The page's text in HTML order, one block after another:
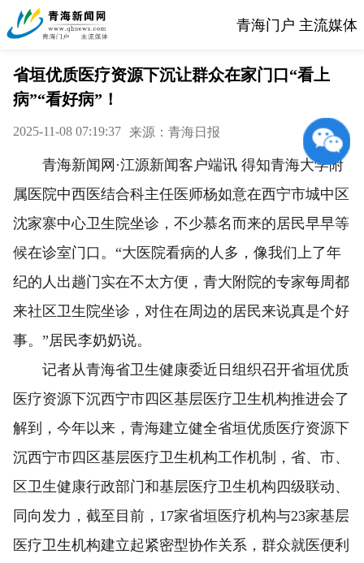
青海门户 主流媒体
省垣优质医疗资源下沉让群众在家门口“看上
病”“看好病”！
2025-11-08 07:19:37 来源：青海日报
青海新闻网·江源新闻客户端讯 得知青海大学附
属医院中西医结合科主任医师杨如意在西宁市城中区
沈家寨中心卫生院坐诊，不少慕名而来的居民早早等
候在诊室门口。“大医院看病的人多，像我们上了年
纪的人出趟门实在不太方便，青大附院的专家每周都
来社区卫生院坐诊，对住在周边的居民来说真是个好
事。”居民李奶奶说。
记者从青海省卫生健康委近日组织召开省垣优质
医疗资源下沉西宁市四区基层医疗卫生机构推进会了
解到，今年以来，青海建立健全省垣优质医疗资源下
沉西宁市四区基层医疗卫生机构工作机制，省、市、
区卫生健康行政部门和基层医疗卫生机构四级联动、
同向发力，截至目前，17家省垣医疗机构与23家基层
医疗卫生机构建立起紧密型协作关系，群众就医便利